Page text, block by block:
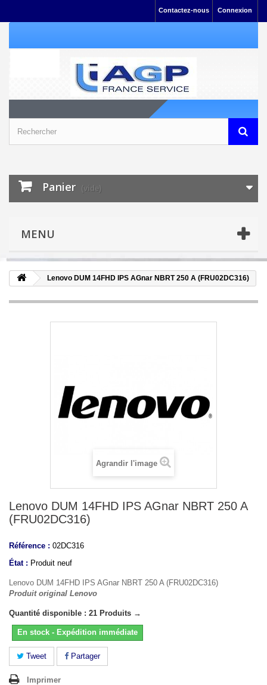
Connexion
Contactez-nous
Panier (vide)
MENU
Lenovo DUM 14FHD IPS AGnar NBRT 250 A (FRU02DC316)
Agrandir l'image
Lenovo DUM 14FHD IPS AGnar NBRT 250 A
(FRU02DC316)
Référence : 02DC316
État : Produit neuf
Lenovo DUM 14FHD IPS AGnar NBRT 250 A (FRU02DC316)
Produit original Lenovo
Quantité disponible : 21 Produits →
En stock - Expédition immédiate
Tweet Partager
Imprimer